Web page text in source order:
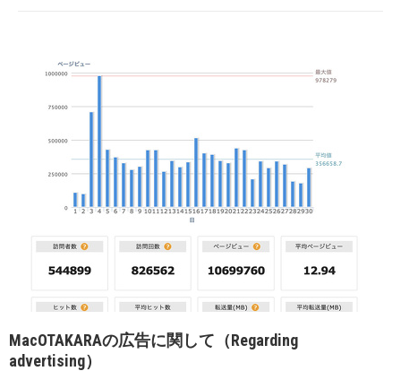
MacOTAKARAの広告に関して（Regarding
advertising）